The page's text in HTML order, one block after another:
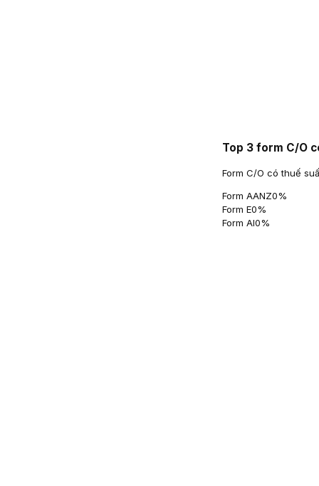
Top 3 form C/O
Form C/O có thuế
Form AANZ0%
Form E0%
Form AI0%